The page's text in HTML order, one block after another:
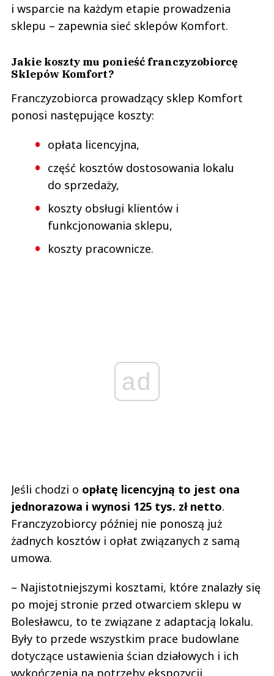
i wsparcie na każdym etapie prowadzenia
sklepu ­­– zapewnia sieć sklepów Komfort.
Jakie koszty mu ponieść franczyzobiorcę
Sklepów Komfort?
Franczyzobiorca prowadzący sklep Komfort
ponosi następujące koszty:
opłata licencyjna,
część kosztów dostosowania lokalu
do sprzedaży,
koszty obsługi klientów i
funkcjonowania sklepu,
koszty pracownicze.
ad
Jeśli chodzi o opłatę licencyjną to jest ona
jednorazowa i wynosi 125 tys. zł netto.
Franczyzobiorcy później nie ponoszą już
żadnych kosztów i opłat związanych z samą
umowa.
– Najistotniejszymi kosztami, które znalazły się
po mojej stronie przed otwarciem sklepu w
Bolesławcu, to te związane z adaptacją lokalu.
Były to przede wszystkim prace budowlane
dotyczące ustawienia ścian działowych i ich